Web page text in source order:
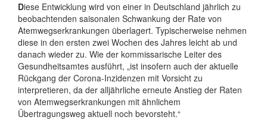
Diese Entwicklung wird von einer in Deutschland jährlich zu
beobachtenden saisonalen Schwankung der Rate von
Atemwegserkrankungen überlagert. Typischerweise nehmen
diese in den ersten zwei Wochen des Jahres leicht ab und
danach wieder zu. Wie der kommissarische Leiter des
Gesundheitsamtes ausführt, „ist insofern auch der aktuelle
Rückgang der Corona-Inzidenzen mit Vorsicht zu
interpretieren, da der alljährliche erneute Anstieg der Raten
von Atemwegserkrankungen mit ähnlichem
Übertragungsweg aktuell noch bevorsteht.“